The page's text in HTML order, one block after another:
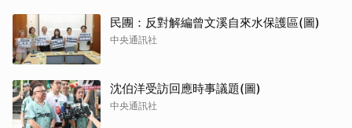
民團：反對解編曾文溪自來水保護區(圖)
中央通訊社
沈伯洋受訪回應時事議題(圖)
中央通訊社